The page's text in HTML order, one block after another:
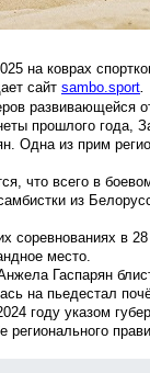
на коврах
сайт sambo.sport
развивающейся
прошлого года,
Одна из прим
что всего в
из
соревнованиях в
место.
Гаспарян
на пьедестал
году указом